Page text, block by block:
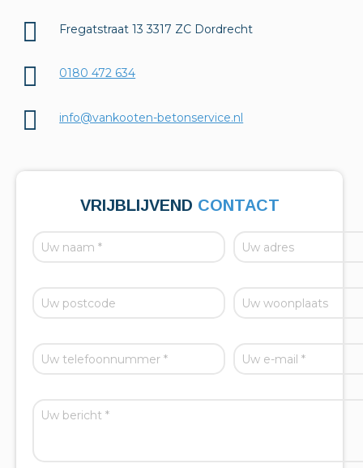
Fregatstraat 13 3317 ZC Dordrecht
0180 472 634
info@vankooten-betonservice.nl
VRIJBLIJVEND CONTACT